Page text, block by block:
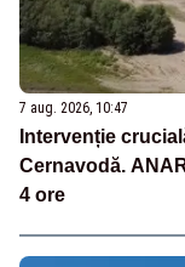
7 aug. 2026, 10:47
Intervenție
Cernavodă.
4 ore